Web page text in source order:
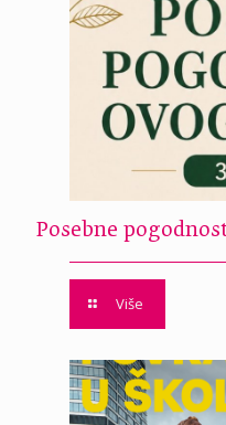
Posebne
Više